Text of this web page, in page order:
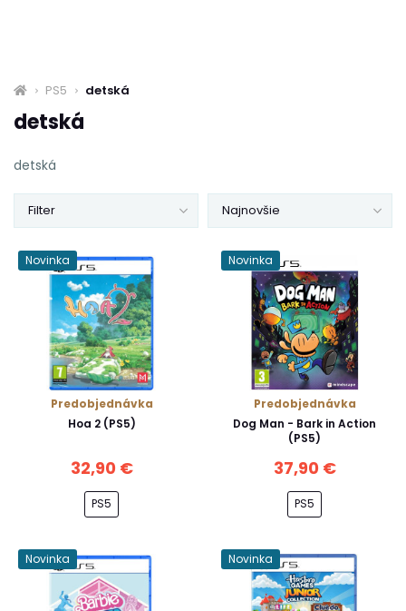
PS5 detská
detská
detská
Najnovšie
Filter
Novinka
Predobjednávka
Hoa 2 (PS5)
32,90 €
PS5
Novinka
Predobjednávka
Dog Man - Bark in Action
(PS5)
37,90 €
PS5
Novinka Novinka